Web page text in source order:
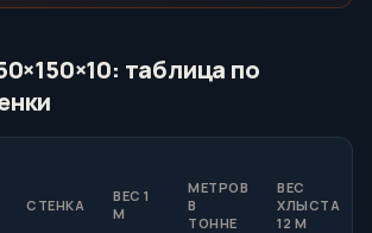
таблица по
СТЕНКА
ВЕС 1
М
МЕТРОВ
В
ТОННЕ
ВЕС
ХЛЫСТА
12 М